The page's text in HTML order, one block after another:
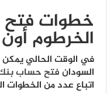
خطوات
الخرطوم أون
في الوقت الحالي يمكن
السودانفتح حساب بنك
اتباع عدد من